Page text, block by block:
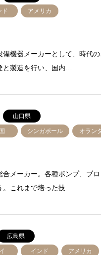
ド アメリカ
機器メーカーとして、時代
と製造を行い、国内…
山口県
シンガポール オラン
メーカー。各種ポンプ、ブ
これまで培った技…
広島県
インド アメリカ